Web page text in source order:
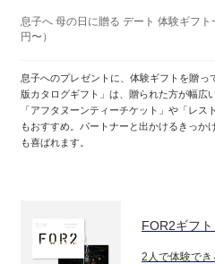
息子へ 母の日に贈る デート 体験ギフ
円〜）
息子へのプレゼントに、体験ギフトを贈
版カタログギフト」は、贈られた方が幅広
「アフタヌーンティーチケット」や「レ
もおすすめ。パートナーと出かけるきっか
も喜ばれます。
FOR2ギフト
2人で体験で